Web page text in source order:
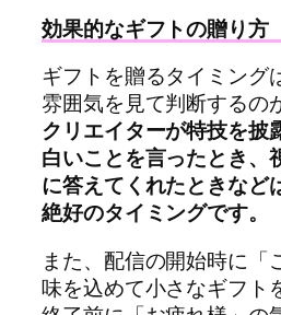
効果的なギフトの贈り方
ギフトを贈るタイミング
雰囲気を見て判断するの
クリエイターが特技を披
白いことを言ったとき、
に答えてくれたときなど
絶好のタイミングです。
また、配信の開始時に「
味を込めて小さなギフト